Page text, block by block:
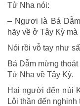
Tử Nha nói:
– Ngươi là Bá
hãy về ở Tây Kỳ mà
Nói rồi vỗ tay như
Bá Dẫm mừng
Tử Nha về Tây Kỳ.
Hai người đến núi
Lôi thần đến